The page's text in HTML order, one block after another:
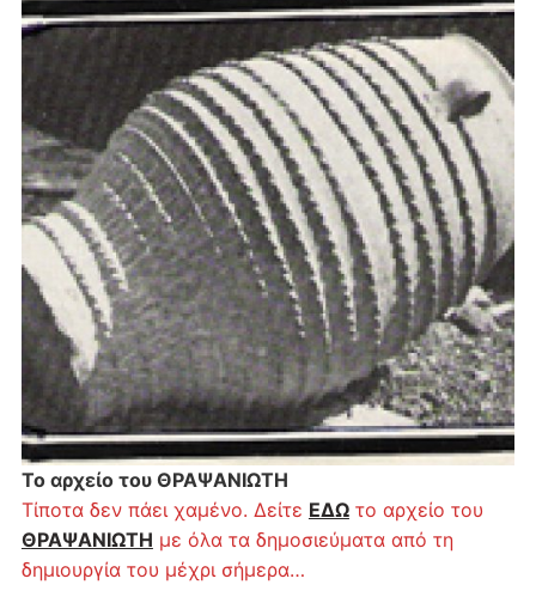
Το αρχείο του ΘΡΑΨΑΝΙΩΤΗ
Τίποτα δεν πάει χαμένο. Δείτε ΕΔΩτο αρχείο του
ΘΡΑΨΑΝΙΩΤΗ με όλα τα δημοσιεύματα από τη
δημιουργία του μέχρι σήμερα…